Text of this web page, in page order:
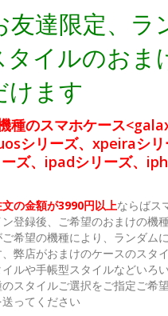
友達限定、ラ
タイルのおま
けます
種のスマホケース
シリーズ、xpeiraシ
ズ、ipadシリーズ、
文の金額が3990円以上ならばス
登録後、ご希望のおまけの機
希望の機種により、ランダム
弊店がおまけのケースのスタ
ルや手帳型スタイルなどいろ
のスタイルご選択をご指定ご希
ってください